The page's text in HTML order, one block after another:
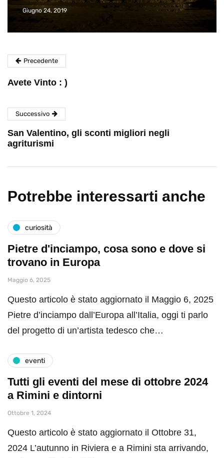
Giugno 24, 2019
Precedente
Avete Vinto : )
Successivo
San Valentino, gli sconti migliori negli
agriturismi
Potrebbe interessarti anche
curiosità
Pietre d'inciampo, cosa sono e dove si
trovano in Europa
Maggio 6, 2025
Questo articolo è stato aggiornato il Maggio 6, 2025
Pietre d’inciampo dall’Europa all’Italia, oggi ti parlo
del progetto di un’artista tedesco che…
eventi
Tutti gli eventi del mese di ottobre 2024
a Rimini e dintorni
Ottobre 1, 2024
Questo articolo è stato aggiornato il Ottobre 31,
2024 L’autunno in Riviera e a Rimini sta arrivando,